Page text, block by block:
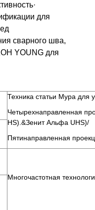
для
сварного шва,
YOUNG для
Техника статьи Мура для
Четырехнаправленная
HS).&Зенит Альфа UHS)/
Пятинаправленная
Многочастотная